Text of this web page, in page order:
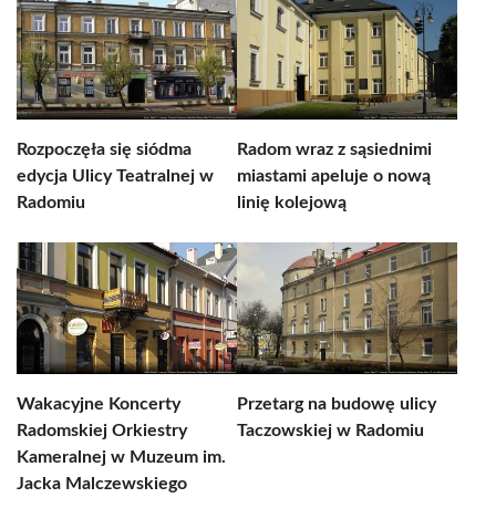
Rozpoczęła się siódma
edycja Ulicy Teatralnej w
Radomiu
Radom wraz z sąsiednimi
miastami apeluje o nową
linię kolejową
Wakacyjne Koncerty
Radomskiej Orkiestry
Kameralnej w Muzeum im.
Jacka Malczewskiego
Przetarg na budowę ulicy
Taczowskiej w Radomiu